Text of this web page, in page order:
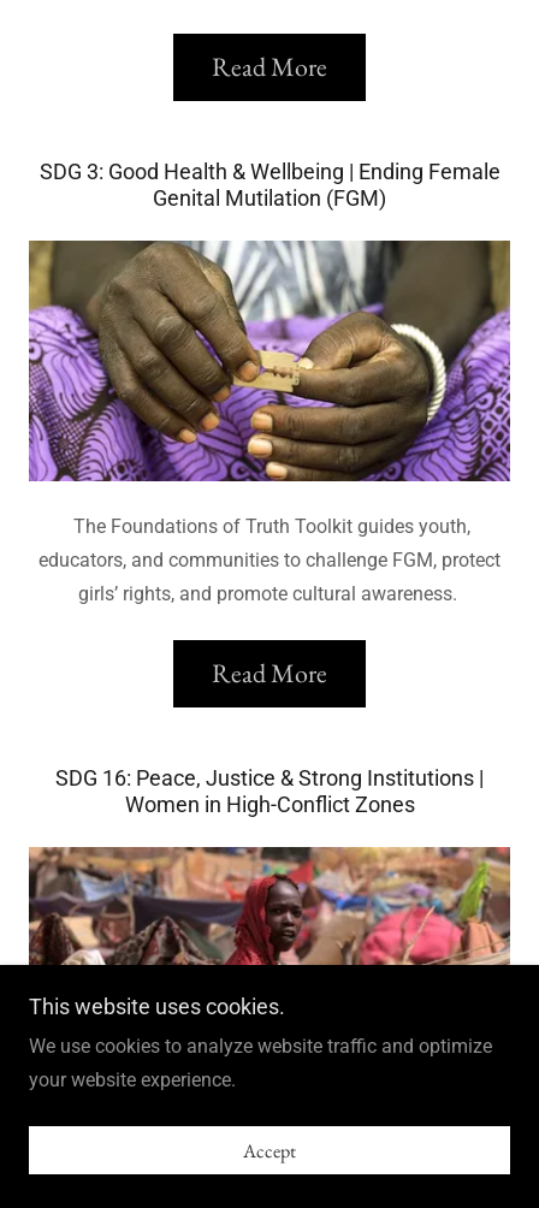
Read More
SDG 3: Good Health & Wellbeing | Ending Female
Genital Mutilation (FGM)
The Foundations of Truth Toolkit guides youth,
educators, and communities to challenge FGM, protect
girls’ rights, and promote cultural awareness.
Read More
SDG 16: Peace, Justice & Strong Institutions |
Women in High-Conflict Zones
#FightForHER amplifies the voices of women in conflict
zones, highlighting their resilience, leadership, and fight
This website uses cookies.
We use cookies to analyze website traffic and optimize
your website experience.
Accept